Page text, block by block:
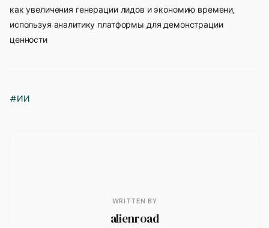
как увеличения генерации лидов и экономию времени,
используя аналитику платформы для демонстрации
ценности
#ИИ
WRITTEN BY
alienroad